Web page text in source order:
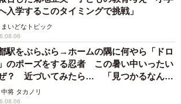
入学するこのタイミングで挑戦」
まいどなトピック
駅をぶらぶら→ホームの隅に何やら「ドロ
のポーズをする忍者 この暑い中いったい
？ 近づいてみたら… 「見つかるなんて
」
中将 タカノリ